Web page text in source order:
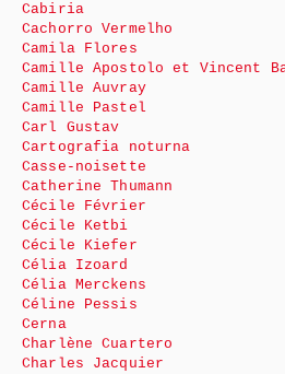
Cabiria
Cachorro Vermelho
Camila Flores
Camille Apostolo et Vincent
Camille Auvray
Camille Pastel
Carl Gustav
Cartografia noturna
Casse-noisette
Catherine Thumann
Cécile Février
Cécile Ketbi
Cécile Kiefer
Célia Izoard
Célia Merckens
Céline Pessis
Cerna
Charlène Cuartero
Charles Jacquier